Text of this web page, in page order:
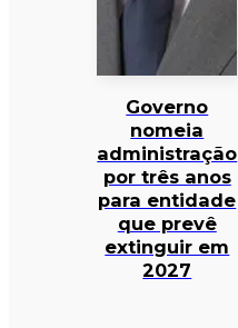
Governo
nomeia
administração
por três anos
para entidade
que prevê
extinguir em
2027